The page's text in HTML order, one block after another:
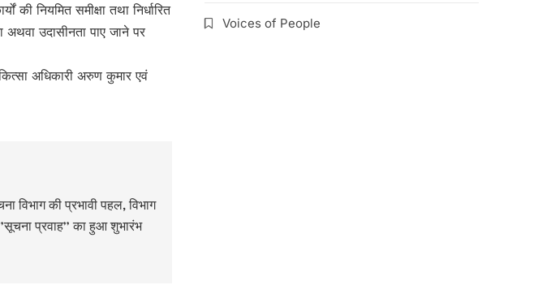
की नियमित समीक्षा तथा निर्धारित
अथवा उदासीनता पाए जाने पर
अधिकारी अरुण कुमार एवं
विभाग की प्रभावी पहल, विभाग
प्रवाह’’ का हुआ शुभारंभ
Voices of People